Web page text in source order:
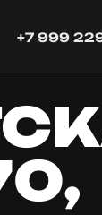
+7 999